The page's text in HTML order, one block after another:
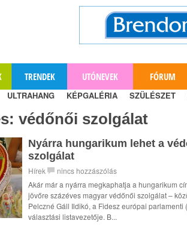
TRENDEK UTÓNEVEK FÓRUM
ULTRAHANG KÉPGALÉRIA SZÜLÉSZET
védőnői szolgálat
Nyárra hungarikum lehet a
szolgálat
Hírek
nincs hozzászólás
Akár már a nyárra megkaphatja a hungarikum
jövőre százéves magyar védőnői szolgálat –
Pelczné Gáll Ildikó, a Fidesz európai parlamenti
választási listavezetője. B...